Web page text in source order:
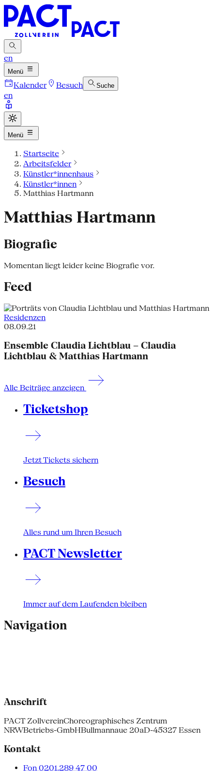
en
Menü
Kalender Besuch Suche
en
Menü
Startseite
Arbeitsfelder
Künstler*innenhaus
Künstler*innen
Matthias Hartmann
Matthias Hartmann
Biografie
Momentan liegt leider keine Biografie vor.
Feed
Residenzen
08.09.21
Ensemble Claudia Lichtblau – Claudia
Lichtblau & Matthias Hartmann
Alle Beiträge anzeigen
Ticketshop
Jetzt Tickets sichern
Besuch
Alles rund um Ihren Besuch
PACT Newsletter
Immer auf dem Laufenden bleiben
Navigation
Anschrift
PACT ZollvereinChoreographisches Zentrum
NRWBetriebs-GmbHBullmannaue 20aD-45327 Essen
Kontakt
Fon 0201.289 47 00